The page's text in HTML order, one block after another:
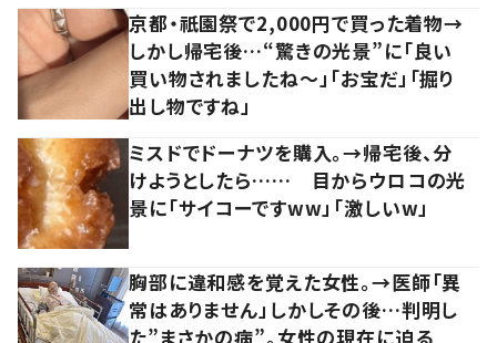
京都・祇園祭で2,000円で買った着物→
しかし帰宅後…“驚きの光景”に「良い
買い物されましたね～」「お宝だ」「掘り
出し物ですね」
ミスドでドーナツを購入。→帰宅後、分
けようとしたら…… 目からウロコの光
景に「サイコーですww」「激しいw」
胸部に違和感を覚えた女性。→医師「異
常はありません」しかしその後…判明し
た”まさかの病”。女性の現在に迫る